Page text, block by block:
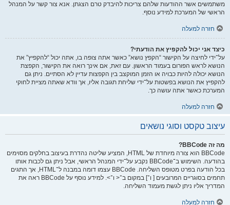
משתמשים אשר ההודעות שלהם צריכות להיבדק טרם הצגתן. אנא צור קשר על המנהל
הראשי של המערכת למידע נוסף.
חזרה למעלה
כיצד אני יכול להקפיץ את הודעתי?
על־ידי לחיצה על הקישור “הקפץ נושא” כאשר אתה צופה בו, אתה יכול “להקפיץ” את
הנושא לראש הפורום בעמוד הראשון. עם זאת, אם אינך רואה את הקישור, הקפצת
הנושא יכולה להיות כבויה או הזמן המוקצב בין הקפצות עדיין לא הסתיים. ניתן גם
להקפיץ את הנושא בפשטות על־ידי שליחת תגובה אליו, אך וודא שאתה מציית לחוקי
המערכת כאשר אתה עושה כך.
חזרה למעלה
עיצוב טקסט וסוגי נושאים
מה זה BBCode?
BBCode הוא צורה מיוחדת של HTML, המציע שליטה נהדרת בעיצוב בחלקים מסוימים
בהודעה. השימוש ב־BBCode נקבע על־ידי המנהל הראשי, אבל ניתן גם לכבות אותו
בכל הודעה בפרט מטופס השליחה. BBCode עצמו דומה במבנה ל־HTML, אך התגים
תחמים בסוגריים המרובעים [ ו־] במקום ב־< ו־>. למידע נוסף על BBCode ראה את
המדריך אליו ניתן לגשת מעמוד השליחה.
חזרה למעלה